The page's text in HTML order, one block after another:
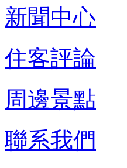
新聞中心
住客評論
周邊景點
聯系我們